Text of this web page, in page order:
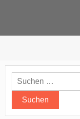
Suchen
nach: